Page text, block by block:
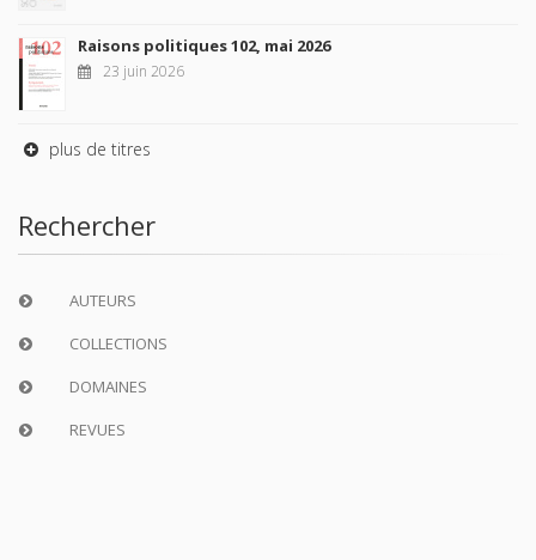
Raisons politiques 102, mai 2026
23 juin 2026
plus de titres
Rechercher
AUTEURS
COLLECTIONS
DOMAINES
REVUES